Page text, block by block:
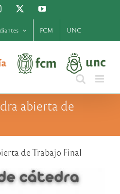
Instagram YouTube
FCM UNC
abierta de
de Trabajo Final